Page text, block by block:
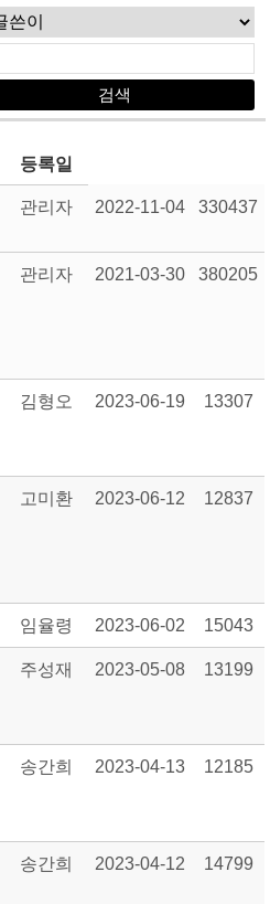
등록일
관리자 2022-11-04 330437
관리자 2021-03-30 380205
김형오 2023-06-19 13307
고미환 2023-06-12 12837
임율령 2023-06-02 15043
주성재 2023-05-08 13199
송간희 2023-04-13 12185
송간희 2023-04-12 14799